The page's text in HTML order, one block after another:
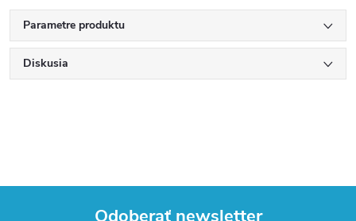
Parametre produktu
Diskusia
Odoberať newsletter